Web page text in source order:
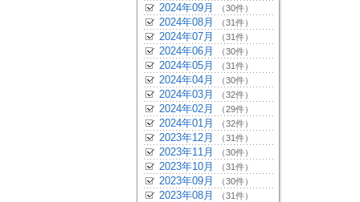
2024年09月 （30件）
2024年08月 （31件）
2024年07月 （31件）
2024年06月 （30件）
2024年05月 （31件）
2024年04月 （30件）
2024年03月 （32件）
2024年02月 （29件）
2024年01月 （32件）
2023年12月 （31件）
2023年11月 （30件）
2023年10月 （31件）
2023年09月 （30件）
2023年08月 （31件）